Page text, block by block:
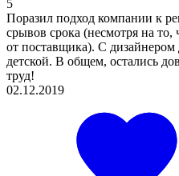
5
Поразил подход компании к
срывов срока (несмотря на то,
от поставщика). С
детской. В общем, остались
труд!
02.12.2019